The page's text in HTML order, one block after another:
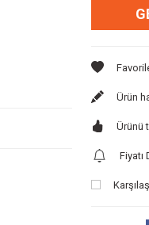
Ürün
Ürünü
Fiyatı